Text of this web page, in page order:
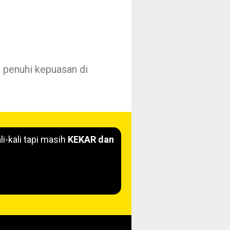
penuhi kepuasan di
kali tapi masih KEKAR dan